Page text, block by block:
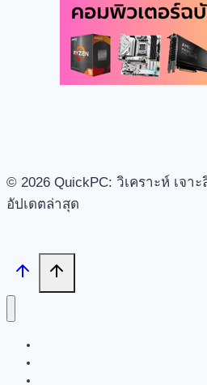
© 2026 QuickPC: วิเคราะห์ เจา
อัปเดตล่าสุด